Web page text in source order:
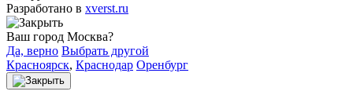
Разработано в xverst.ru
Ваш город Москва?
Да, верно Выбрать другой
Красноярск, Краснодар Оренбург